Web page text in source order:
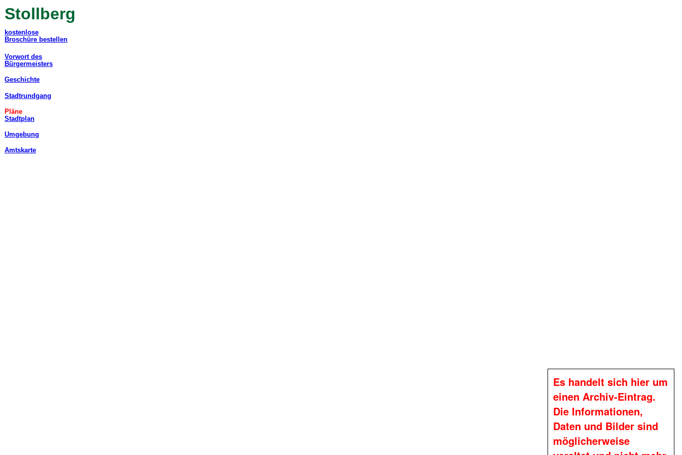
Stollberg
kostenlose
Broschüre bestellen
Vorwort des
Bürgermeisters
Geschichte
Stadtrundgang
Pläne
Stadtplan
Umgebung
Amtskarte
Es handelt sich hier um
einen Archiv-Eintrag.
Die Informationen,
Daten und Bilder sind
möglicherweise